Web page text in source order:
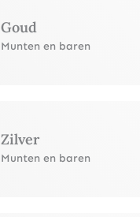
Goud
Munten en baren
Zilver
Munten en baren